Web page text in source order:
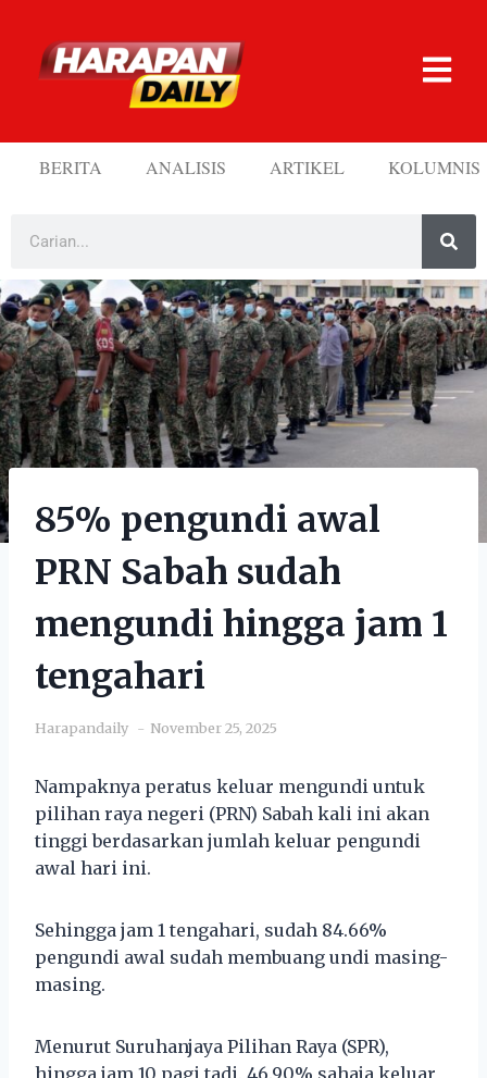
BERITA ANALISIS ARTIKEL KOLUMNIS
85% pengundi awal
PRN Sabah sudah
mengundi hingga jam 1
tengahari
Harapandaily November 25, 2025
Nampaknya peratus keluar mengundi untuk
pilihan raya negeri (PRN) Sabah kali ini akan
tinggi berdasarkan jumlah keluar pengundi
awal hari ini.
Sehingga jam 1 tengahari, sudah 84.66%
pengundi awal sudah membuang undi masing-
masing.
Menurut Suruhanjaya Pilihan Raya (SPR),
hingga jam 10 pagi tadi, 46.90% sahaja keluar